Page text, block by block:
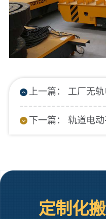
上一篇： 工厂无
下一篇： 轨道电
定制化